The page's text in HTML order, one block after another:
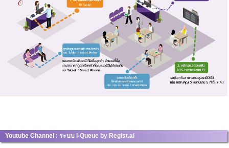
Youtube Channel : ระบบ i-Queue by Regist.ai